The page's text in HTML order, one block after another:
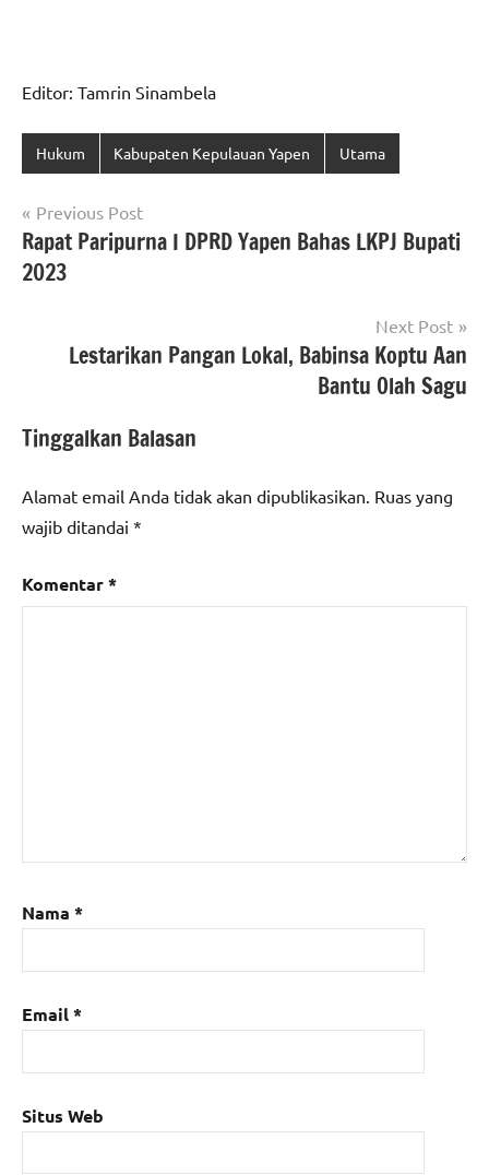
Editor: Tamrin Sinambela
Hukum Kabupaten Kepulauan Yapen Utama
Navigasi
pos
Previous Post
Rapat Paripurna I DPRD Yapen Bahas LKPJ Bupati
2023
Next Post
Lestarikan Pangan Lokal, Babinsa Koptu Aan
Bantu Olah Sagu
Tinggalkan Balasan
Alamat email Anda tidak akan dipublikasikan. Ruas yang
wajib ditandai *
Komentar*
Nama *
Email*
Situs Web